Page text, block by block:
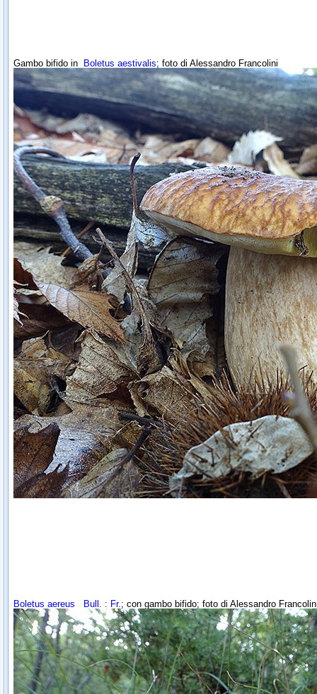
Gambo bifido in Boletus aestivalis; foto di Alessandro Francolini
Boletus aereus Bull. : Fr.; con gambo bifido; foto di Alessandro